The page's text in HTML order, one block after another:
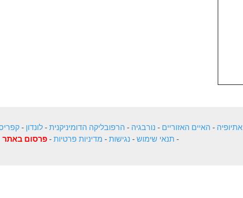
אתיופיה - האיים האזוריים - נורבגיה - הרפובליקה הדומיניקנית - לונדון -
- תנאי שימוש - נגישות - מדיניות פרטיות -פרסום באתר